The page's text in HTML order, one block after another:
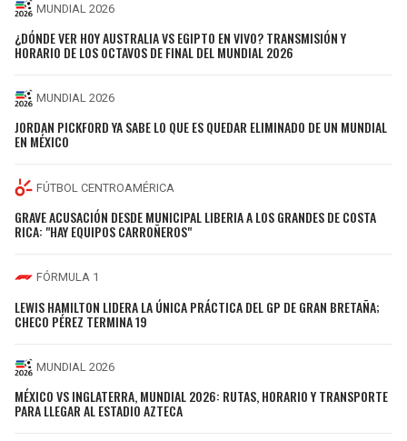
MUNDIAL 2026
¿DÓNDE VER HOY AUSTRALIA VS EGIPTO EN VIVO? TRANSMISIÓN Y
HORARIO DE LOS OCTAVOS DE FINAL DEL MUNDIAL 2026
MUNDIAL 2026
JORDAN PICKFORD YA SABE LO QUE ES QUEDAR ELIMINADO DE UN MUNDIAL
EN MÉXICO
FÚTBOL CENTROAMÉRICA
GRAVE ACUSACIÓN DESDE MUNICIPAL LIBERIA A LOS GRANDES DE COSTA
RICA: "HAY EQUIPOS CARROÑEROS"
FÓRMULA 1
LEWIS HAMILTON LIDERA LA ÚNICA PRÁCTICA DEL GP DE GRAN BRETAÑA;
CHECO PÉREZ TERMINA 19
MUNDIAL 2026
MÉXICO VS INGLATERRA, MUNDIAL 2026: RUTAS, HORARIO Y TRANSPORTE
PARA LLEGAR AL ESTADIO AZTECA